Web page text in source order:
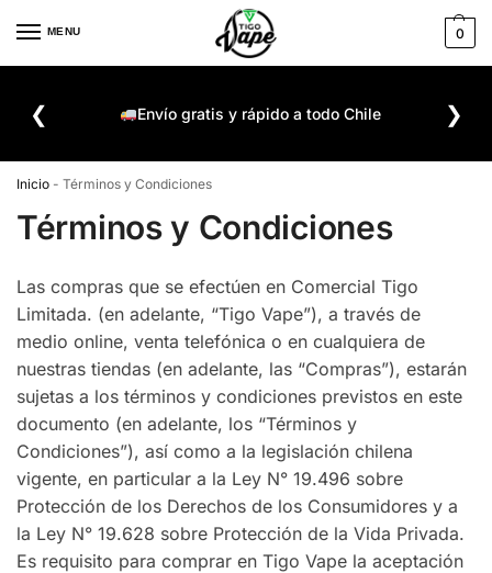
MENU 0
❮ Envío gratis y rápido a todo Chile ❯
Inicio - Términos y Condiciones
Términos y Condiciones
Las compras que se efectúen en Comercial Tigo
Limitada. (en adelante, “Tigo Vape”), a través de
medio online, venta telefónica o en cualquiera de
nuestras tiendas (en adelante, las “Compras”), estarán
sujetas a los términos y condiciones previstos en este
documento (en adelante, los “Términos y
Condiciones”), así como a la legislación chilena
vigente, en particular a la Ley N° 19.496 sobre
Protección de los Derechos de los Consumidores y a
la Ley N° 19.628 sobre Protección de la Vida Privada.
Es requisito para comprar en Tigo Vape la aceptación